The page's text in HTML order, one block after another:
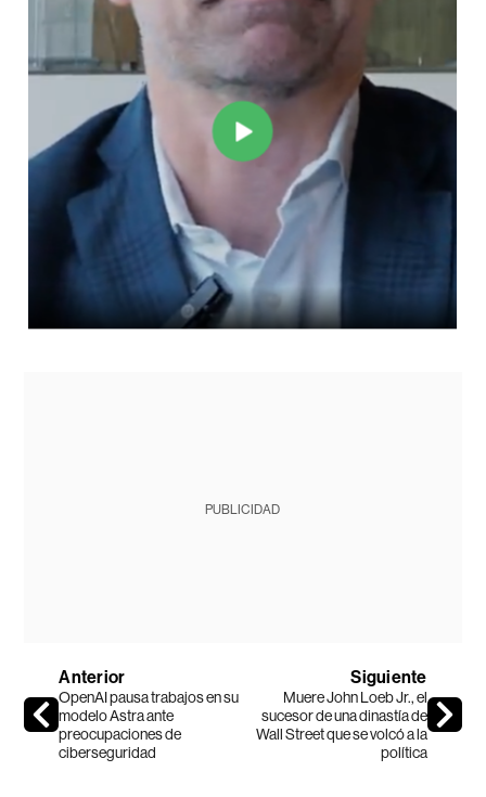
PUBLICIDAD
Anterior
OpenAI pausa trabajos en su
modelo Astra ante
preocupaciones de
ciberseguridad
Siguiente
Muere John Loeb Jr., el
sucesor de una dinastía de
Wall Street que se volcó a la
política